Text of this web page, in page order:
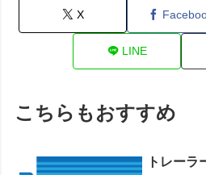
X
LINE
こちらもおすすめ
トレー